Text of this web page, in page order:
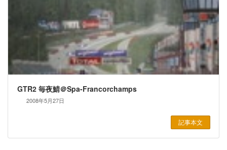
GTR2 毎夜鯖＠Spa-Francorchamps
2008年5月27日
記事本文